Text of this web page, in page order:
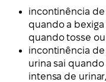
incontinência de
quando a
quando tosse ou
incontinência de
urina sai
intensa de